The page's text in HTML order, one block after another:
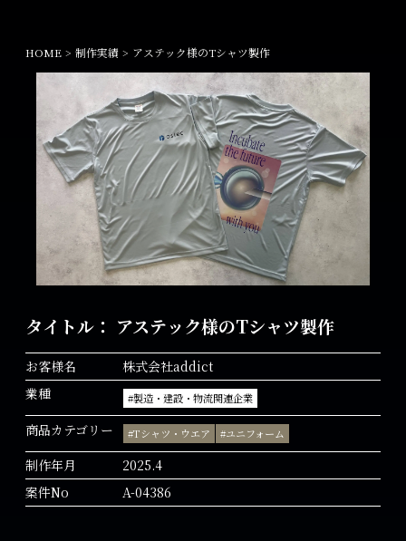
HOME 制作実績 アステック様のTシャツ製作
タイトル： アステック様のTシャツ製作
お客様名
株式会社addict
業種
#製造・建設・物流関連企業
商品カテゴリー #Tシャツ・ウエア #ユニフォーム
制作年月
2025.4
案件No
A-04386